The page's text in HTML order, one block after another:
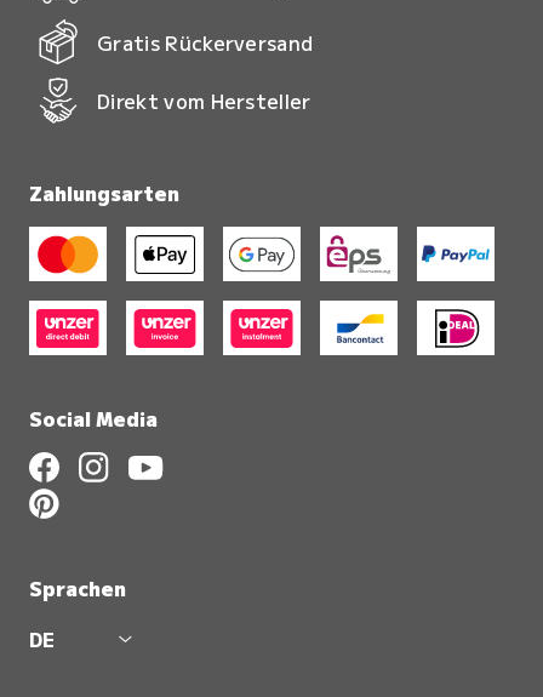
Gratis Rückerversand
Direkt vom Hersteller
Zahlungsarten
Social Media
Sprachen
DE